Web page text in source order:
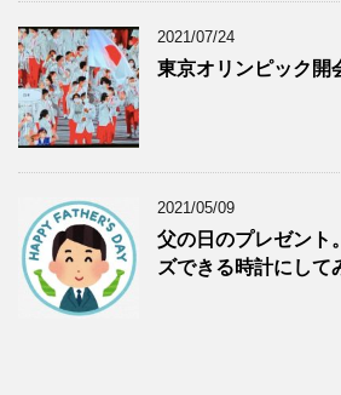
2021/07/24
東京オリンピック開
2021/05/09
父の日のプレゼント
ズできる時計にして